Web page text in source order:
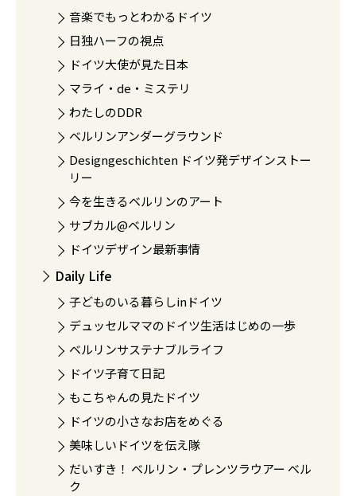
音楽でもっとわかるドイツ
日独ハーフの視点
ドイツ大使が見た日本
マライ・de・ミステリ
わたしのDDR
ベルリンアンダーグラウンド
Designgeschichten ドイツ発デザインストー
リー
今を生きるベルリンのアート
サブカル@ベルリン
ドイツデザイン最新事情
Daily Life
子どものいる暮らしinドイツ
デュッセルママのドイツ生活はじめの一歩
ベルリンサステナブルライフ
ドイツ子育て日記
もこちゃんの見たドイツ
ドイツの小さなお店をめぐる
美味しいドイツを伝え隊
だいすき！ ベルリン・プレンツラウアー ベル
ク